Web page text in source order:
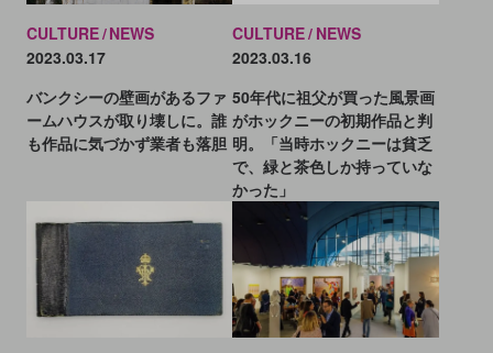
CULTURE NEWS
2023.03.17
バンクシーの壁画があるファ
ームハウスが取り壊しに。誰
も作品に気づかず業者も落胆
CULTURE NEWS
2023.03.16
50年代に祖父が買った風景画
がホックニーの初期作品と判
明。「当時ホックニーは貧乏
で、緑と茶色しか持っていな
かった」